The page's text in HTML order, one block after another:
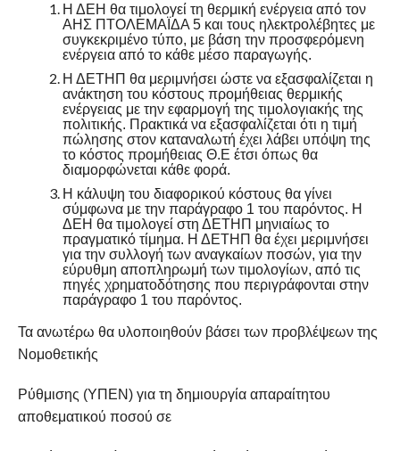
Η ΔΕΗ θα τιμολογεί τη θερμική ενέργεια από τον
ΑΗΣ ΠΤΟΛΕΜΑΪΔΑ 5 και τους ηλεκτρολέβητες με
συγκεκριμένο τύπο, με βάση την προσφερόμενη
ενέργεια από το κάθε μέσο παραγωγής.
Η ΔΕΤΗΠ θα μεριμνήσει ώστε να εξασφαλίζεται η
ανάκτηση του κόστους προμήθειας θερμικής
ενέργειας με την εφαρμογή της τιμολογιακής της
πολιτικής. Πρακτικά να εξασφαλίζεται ότι η τιμή
πώλησης στον καταναλωτή έχει λάβει υπόψη της
το κόστος προμήθειας Θ.Ε έτσι όπως θα
διαμορφώνεται κάθε φορά.
Η κάλυψη του διαφορικού κόστους θα γίνει
σύμφωνα με την παράγραφο 1 του παρόντος. Η
ΔΕΗ θα τιμολογεί στη ΔΕΤΗΠ μηνιαίως το
πραγματικό τίμημα. Η ΔΕΤΗΠ θα έχει μεριμνήσει
για την συλλογή των αναγκαίων ποσών, για την
εύρυθμη αποπληρωμή των τιμολογίων, από τις
πηγές χρηματοδότησης που περιγράφονται στην
παράγραφο 1 του παρόντος.
Τα ανωτέρω θα υλοποιηθούν βάσει των προβλέψεων της
Νομοθετικής
Ρύθμισης (ΥΠΕΝ) για τη δημιουργία απαραίτητου
αποθεματικού ποσού σε